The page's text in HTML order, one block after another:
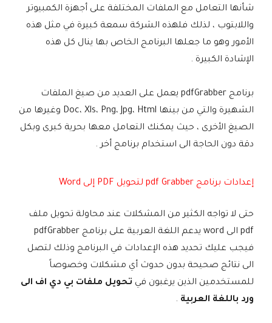
شأنها التعامل مع الملفات المختلفة على أجهزة الكمبيوتر
واللابتوب ، لذلك فلهذه الشركة سمعة كبيرة في مثل هذه
الأمور وهو ما جعلها البرنامج الخاص بها ينال كل هذه
الإشادة الكبيرة .
برنامج pdfGrabber يعمل على العديد من صيغ الملفات
الشهيرة والتي من بينها Doc، Xls، Png، Jpg، Html وغيرها من
الصيغ الأخرى ، حيث يمكنك التعامل معها بحرية كبرى وبكل
دقة دون الحاجة الى استخدام برنامج أخر .
إعدادات برنامج pdf Grabber لتحويل PDF إلى Word
حتى لا تواجه الكثير من المشكلات عند محاولة تحويل ملف
pdf الى word يدعم اللغة العربية على برنامج pdfGrabber
فيجب عليك تحديد هذه الإعدادات في البرنامج وذلك لتصل
الى نتائج صحيحة بدون حدوث أي مشكلات وخصوصاً
للمستخدمين الذين يرغبون فيتحويل ملفات بي دي اف الى
ورد باللغة العربية.